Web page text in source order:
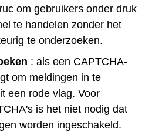
om gebruikers onder druk
te handelen zonder het
te onderzoeken.
: als een CAPTCHA-
om meldingen in te
een rode vlag. Voor
is het niet nodig dat
worden ingeschakeld.